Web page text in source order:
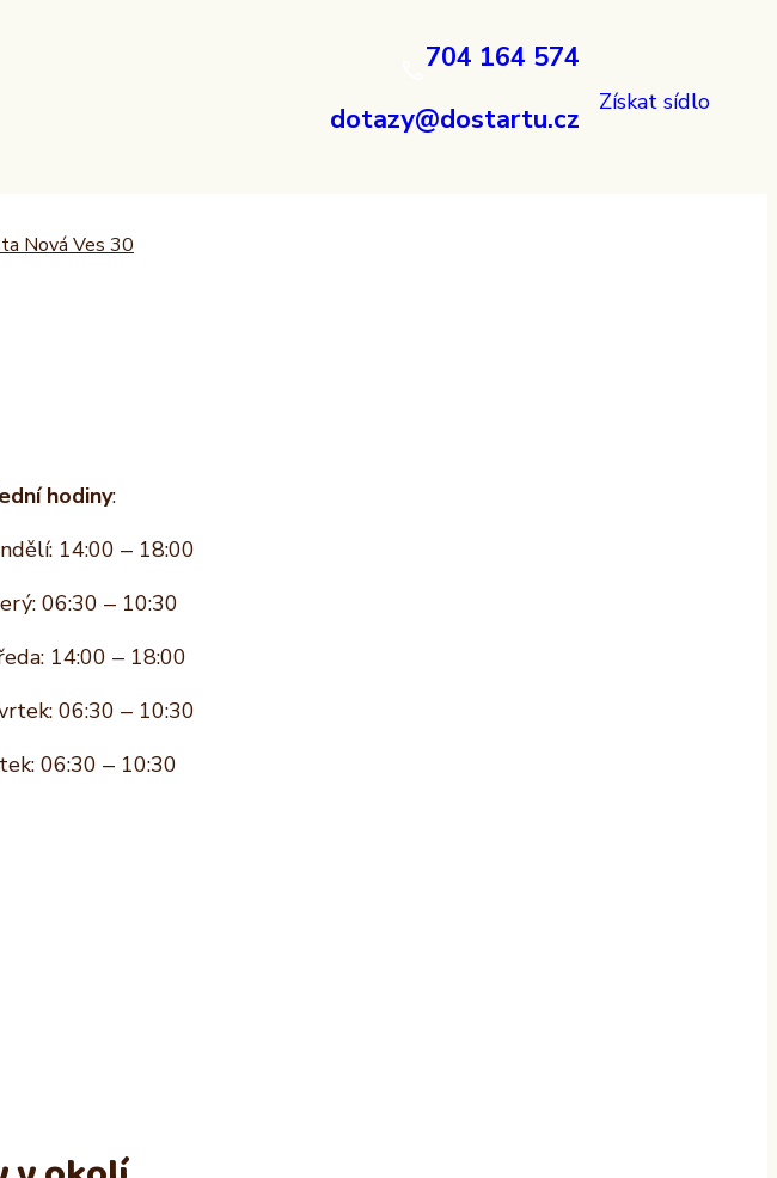
704 164 574
dotazy@dostartu.cz
Získat sídlo
Nová Ves 30
hodiny:
14:00 – 18:00
06:30 – 10:30
14:00 – 18:00
06:30 – 10:30
06:30 – 10:30